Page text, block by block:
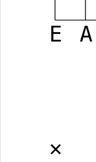
E A
✕